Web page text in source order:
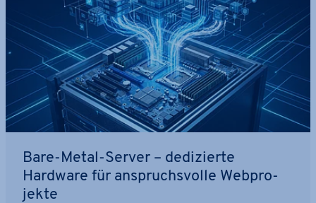
Bare-Metal-Server – de­di­zier­te
Hardware für an­spruchs­vol­le Web­pro­
jek­te